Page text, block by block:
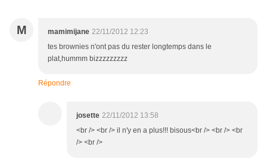
M mamimijane 22/11/2012 12:23
tes brownies n'ont pas du rester longtemps dans le
plat,hummm bizzzzzzzzz
Répondre
josette 22/11/2012 13:58
<br /> <br /> il n'y en a plus!!! bisous<br /> <br /> <br
/> <br />